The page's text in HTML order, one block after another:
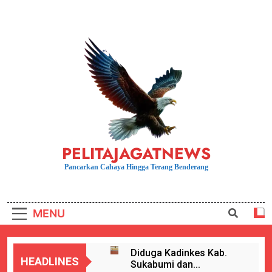
PELITAJAGATNEWS
Pancarkan Cahaya Hingga Terang Benderang
MENU
HEADLINES
Diduga Kadinkes Kab.
Sukabumi dan